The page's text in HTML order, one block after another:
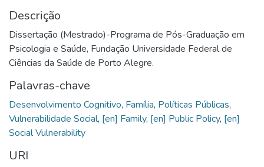
Descrição
Dissertação (Mestrado)-Programa de Pós-Graduação em
Psicologia e Saúde, Fundação Universidade Federal de
Ciências da Saúde de Porto Alegre.
Palavras-chave
Desenvolvimento Cognitivo, Família, Políticas Públicas,
Vulnerabilidade Social, [en] Family, [en] Public Policy, [en]
Social Vulnerability
URI